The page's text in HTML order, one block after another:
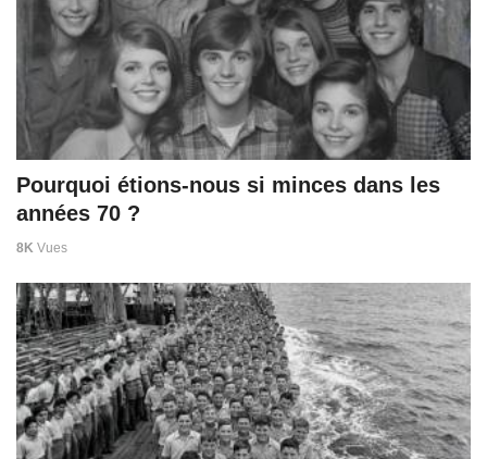
Pourquoi étions-nous si minces dans les
années 70 ?
8K Vues